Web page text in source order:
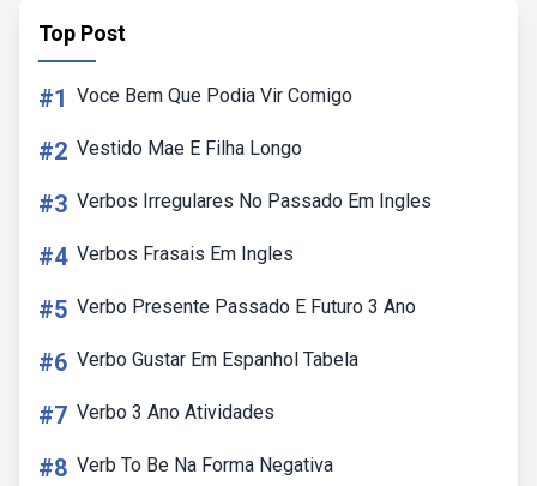
Top Post
#1 Voce Bem Que Podia Vir Comigo
#2 Vestido Mae E Filha Longo
#3 Verbos Irregulares No Passado Em Ingles
#4 Verbos Frasais Em Ingles
#5 Verbo Presente Passado E Futuro 3 Ano
#6 Verbo Gustar Em Espanhol Tabela
#7 Verbo 3 Ano Atividades
#8 Verb To Be Na Forma Negativa